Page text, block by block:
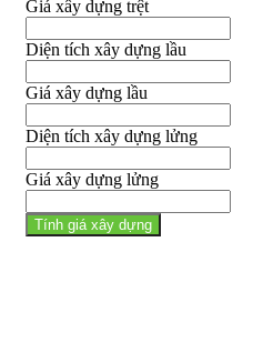
Giá xây dựng trệt
Diện tích xây dựng lầu
Giá xây dựng lầu
Diện tích xây dựng lửng
Giá xây dựng lửng
Tính giá xây dựng